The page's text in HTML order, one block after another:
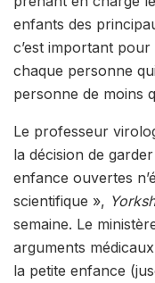
enfants des
c’est important
chaque personne
personne de moins
Le professeur
la décision de
enfance ouvertes
scientifique »,
semaine. Le
arguments
la petite enfance